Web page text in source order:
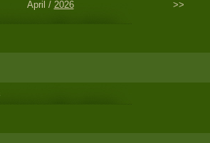
April / 2026 >>